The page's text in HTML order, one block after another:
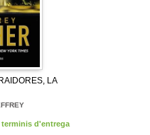
LA
d'entrega